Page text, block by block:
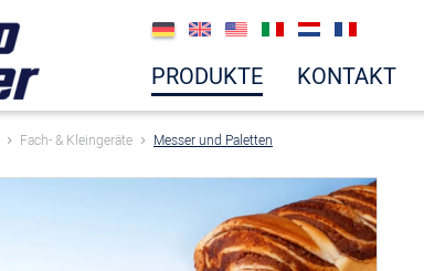
PRODUKTE KONTAKT
Fach- & Kleingeräte Messer und Paletten